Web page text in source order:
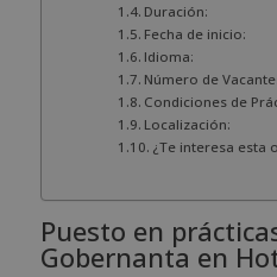
Duración:
Fecha de inicio:
Idioma:
Número de
Condiciones de
Localización:
¿Te interesa esta
Puesto en
Gobernanta en